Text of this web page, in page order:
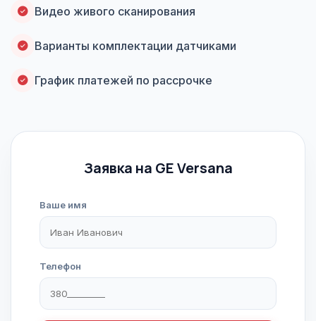
Видео живого сканирования
Варианты комплектации датчиками
График платежей по рассрочке
Заявка на GE Versana
Ваше имя
Телефон